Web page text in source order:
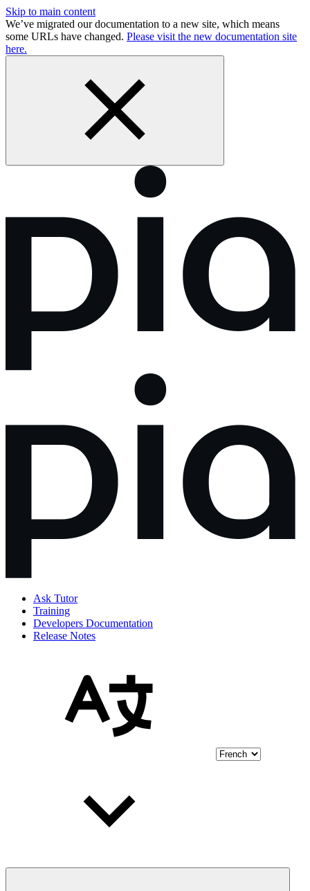
Skip to main content
We’ve migrated our documentation to a new site, which means
some URLs have changed. Please visit the new documentation site
here.
Ask Tutor
Training
Developers Documentation
Release Notes